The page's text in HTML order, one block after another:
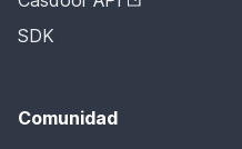
SDK
Comunidad